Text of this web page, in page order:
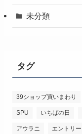
未分類
タグ
39ショップ買いまわり
SPU いちばの日
アウラニ エントリー